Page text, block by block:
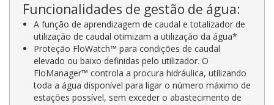
Funcionalidades de gestão de água:
A função de aprendizagem de caudal e totalizador de
utilização de caudal otimizam a utilização da água*
Proteção FloWatch™ para condições de caudal
elevado ou baixo definidas pelo utilizador. O
FloManager™ controla a procura hidráulica, utilizando
toda a água disponível para ligar o número máximo de
estações possível, sem exceder o abastecimento de